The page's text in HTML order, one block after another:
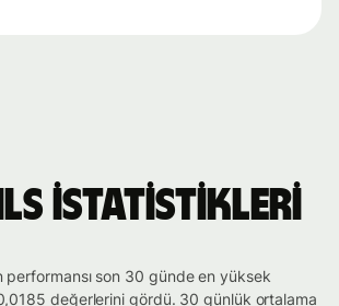
ILS istatistikleri
son 30 günde en yüksek
değerlerini gördü. 30 günlük ortalama